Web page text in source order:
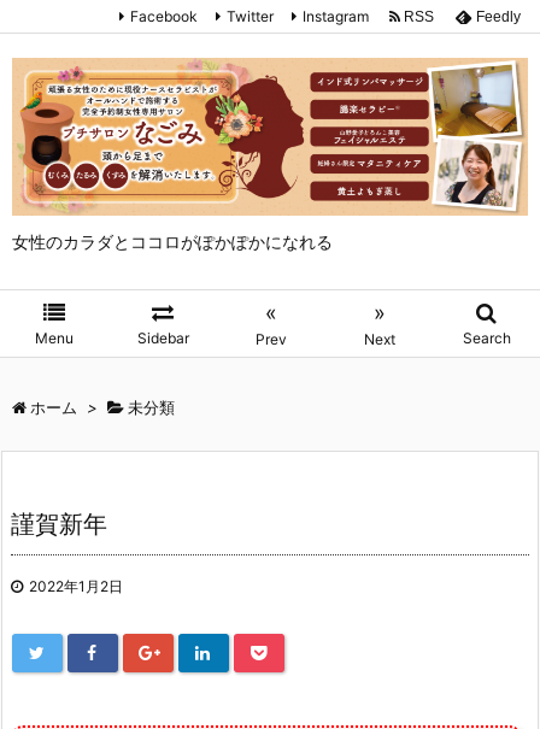
女性のカラダとココロがぽかぽかになれる
Menu Sidebar
«
Prev
»
Next Search
Facebook Twitter Instagram RSS Feedly
ホーム > 未分類
謹賀新年
2022年1月2日